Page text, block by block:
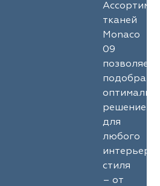
тканей
Monaco
09
позволяет
подобрать
решение
для
любого
стиля
– от